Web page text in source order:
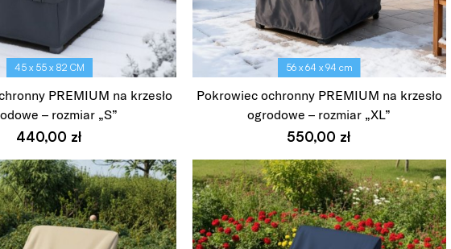
45 x 55 x 82 CM
PREMIUM na krzesło
– rozmiar „S”
440,00 zł
56 x 64 x 94 cm
Pokrowiec ochronny PREMIUM na krzesło
ogrodowe – rozmiar „XL”
550,00 zł